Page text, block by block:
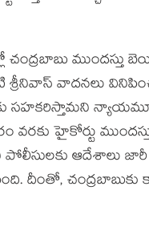
చంద్రబాబు ముందస్తు
వాదనలు
సహకరిస్తామని
వరకు హైకోర్టు
ఆదేశాలు జారీ
దీంతో,